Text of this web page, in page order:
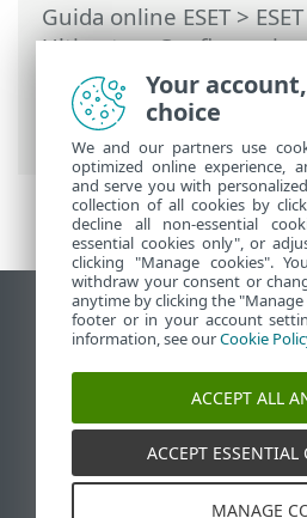
Guida online ESET>
Ultimate>
Controlli
>Controllo del
Controllo stato di
stato di inattività
Visualizza sito desktop
End of Life
ESET Knowledge Base
ESET Status Portal
Supporto regionale
Your
choice
We and our partners use
optimized online experience,
and serve you with
collection of all cookies by
decline all non-essential
essential cookies only", or
clicking "Manage cookies".
withdraw your consent or
anytime by clicking the
footer or in your account
information, see ourCookie
ACCEPT ALL
ACCEPT
MANAGE